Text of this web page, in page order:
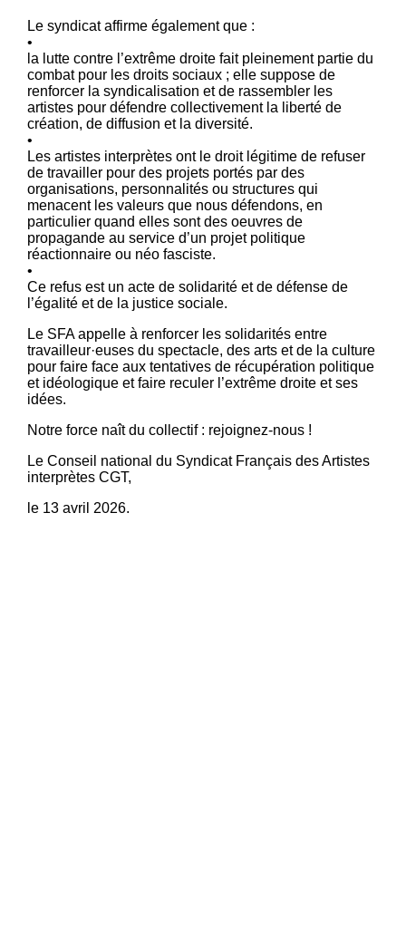
Le syndicat affirme également que :
•
la lutte contre l’extrême droite fait pleinement partie du
combat pour les droits sociaux ; elle suppose de
renforcer la syndicalisation et de rassembler les
artistes pour défendre collectivement la liberté de
création, de diffusion et la diversité.
•
Les artistes interprètes ont le droit légitime de refuser
de travailler pour des projets portés par des
organisations, personnalités ou structures qui
menacent les valeurs que nous défendons, en
particulier quand elles sont des oeuvres de
propagande au service d’un projet politique
réactionnaire ou néo fasciste.
•
Ce refus est un acte de solidarité et de défense de
l’égalité et de la justice sociale.
Le SFA appelle à renforcer les solidarités entre
travailleur·euses du spectacle, des arts et de la culture
pour faire face aux tentatives de récupération politique
et idéologique et faire reculer l’extrême droite et ses
idées.
Notre force naît du collectif : rejoignez-nous !
Le Conseil national du Syndicat Français des Artistes
interprètes CGT,
le 13 avril 2026.